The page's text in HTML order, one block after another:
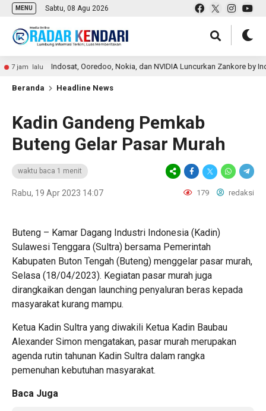
MENU Sabtu, 08 Agu 2026
lalu Indosat, Ooredoo, Nokia, dan NVIDIA Luncurkan Zankore by
Beranda Headline News
Kadin Gandeng Pemkab
Buteng Gelar Pasar Murah
waktu baca 1 menit
Rabu, 19 Apr 2023 14:07 179 redaksi
Buteng – Kamar Dagang Industri Indonesia (Kadin)
Sulawesi Tenggara (Sultra) bersama Pemerintah
Kabupaten Buton Tengah (Buteng) menggelar pasar murah,
Selasa (18/04/2023). Kegiatan pasar murah juga
dirangkaikan dengan launching penyaluran beras kepada
masyarakat kurang mampu.
Ketua Kadin Sultra yang diwakili Ketua Kadin Baubau
Alexander Simon mengatakan, pasar murah merupakan
agenda rutin tahunan Kadin Sultra dalam rangka
pemenuhan kebutuhan masyarakat.
Baca Juga